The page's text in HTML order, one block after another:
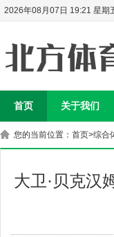
2026年08月07日 19:21 星期
首页 关于我们
您的当前位置： 首页>综合
大卫·贝克汉